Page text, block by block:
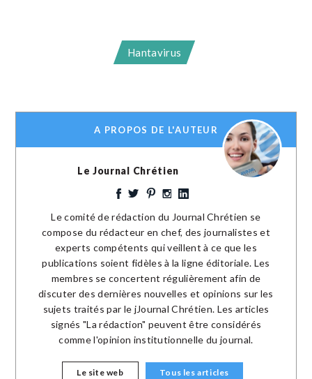
Hantavirus
A PROPOS DE L'AUTEUR
Le Journal Chrétien
Le comité de rédaction du Journal Chrétien se
compose du rédacteur en chef, des journalistes et
experts compétents qui veillent à ce que les
publications soient fidèles à la ligne éditoriale. Les
membres se concertent régulièrement afin de
discuter des dernières nouvelles et opinions sur les
sujets traités par le jJournal Chrétien. Les articles
signés "La rédaction" peuvent être considérés
comme l'opinion institutionnelle du journal.
Le site web Tous les articles